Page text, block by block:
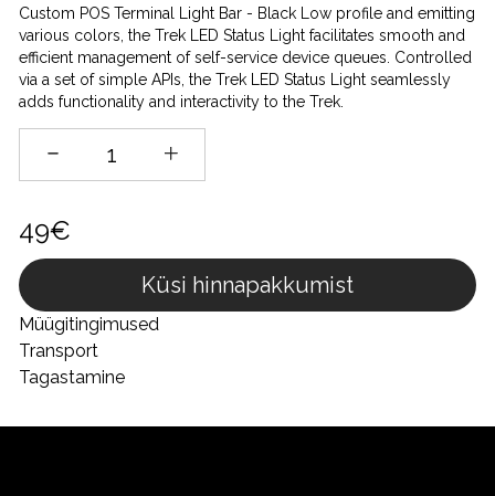
Custom POS Terminal Light Bar - Black Low profile and emitting
various colors, the Trek LED Status Light facilitates smooth and
efficient management of self-service device queues. Controlled
via a set of simple APIs, the Trek LED Status Light seamlessly
adds functionality and interactivity to the Trek.
49€
Küsi hinnapakkumist
Müügitingimused
Transport
Tagastamine